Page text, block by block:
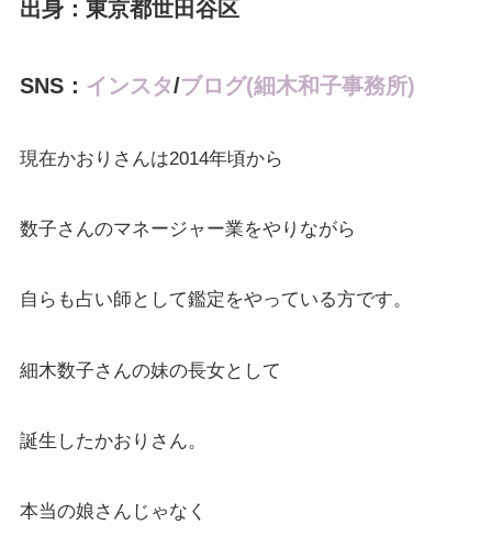
出身：東京都世田谷区
SNS： インスタ/ブログ(細木和子事務所)
現在かおりさんは2014年頃から
数子さんのマネージャー業をやりながら
自らも占い師として鑑定をやっている方です。
細木数子さんの妹の長女として
誕生したかおりさん。
本当の娘さんじゃなく